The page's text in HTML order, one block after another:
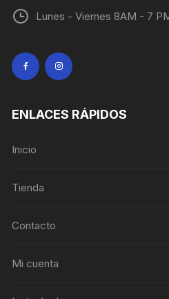
Lunes - Viernes 8AM - 7
ENLACES RÁPIDOS
Inicio
Tienda
Contacto
Mi cuenta